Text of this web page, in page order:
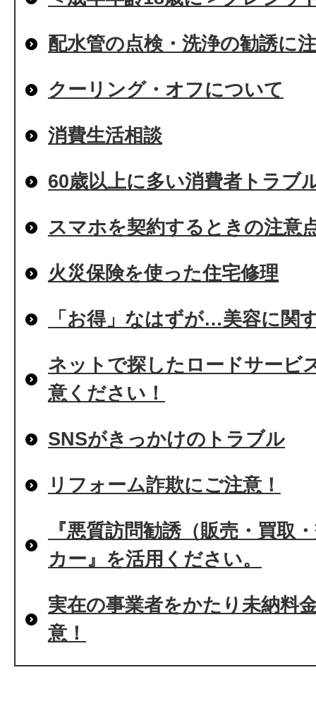
配水管の点検・洗浄の勧誘に
クーリング・オフについて
消費生活相談
60歳以上に多い消費者トラブ
スマホを契約するときの注意
火災保険を使った住宅修理
「お得」なはずが…美容に関
ネットで探したロードサービ
意ください！
SNSがきっかけのトラブル
リフォーム詐欺にご注意！
『悪質訪問勧誘（販売・買取
カー』を活用ください。
実在の事業者をかたり未納料
意！